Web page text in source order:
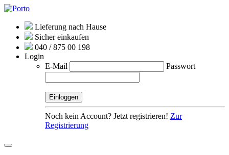
Lieferung nach Hause
Sicher einkaufen
040 / 875 00 198
Login
E-Mail
Passwort
Noch kein Account? Jetzt registrieren! Zur
Registrierung